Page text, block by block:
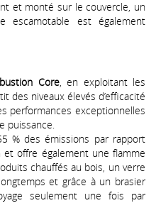
et monté sur le couvercle, un
escamotable est également
Core, en exploitant les
des niveaux élevés d’efficacité
performances exceptionnelles
puissance.
% des émissions par rapport
et offre également une flamme
chauffés au bois, un verre
et grâce à un brasier
seulement une fois par